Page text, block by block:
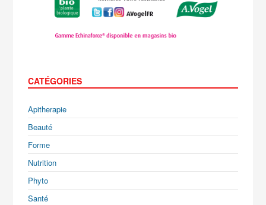
CATÉGORIES
Apitherapie
Beauté
Forme
Nutrition
Phyto
Santé